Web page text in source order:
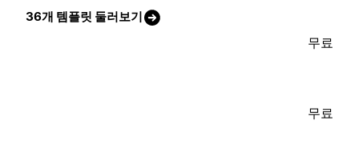
36개 템플릿 둘러보기
무료
무료